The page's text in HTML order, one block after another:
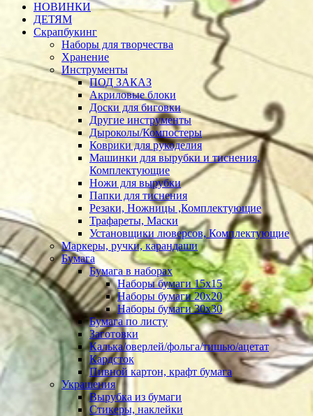
НОВИНКИ
ДЕТЯМ
Скрапбукинг
Наборы для творчества
Хранение
Инструменты
ПОД ЗАКАЗ
Акриловые блоки
Доски для биговки
Другие инструменты
Дыроколы/Компостеры
Коврики для рукоделия
Машинки для вырубки и тиснения,
Комплектующие
Ножи для вырубки
Папки для тиснения
Резаки, Ножницы ,Комплектующие
Трафареты, Маски
Установщики люверсов, Комплектующие
Маркеры, ручки, карандаши
Бумага
Бумага в наборах
Наборы бумаги 15х15
Наборы бумаги 20х20
Наборы бумаги 30х30
Бумага по листу
Заготовки
Калька/оверлей/фольга/тишью/ацетат
Кардсток
Пивной картон, крафт бумага
Украшения
Вырубка из бумаги
Стикеры, наклейки